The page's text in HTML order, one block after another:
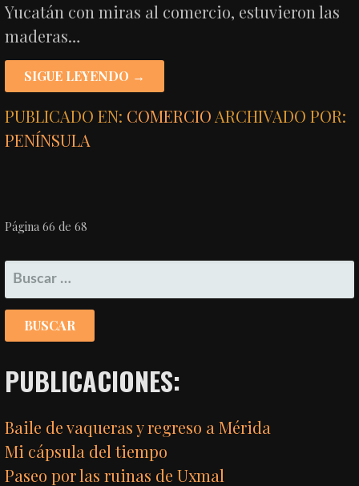
Yucatán con miras al comercio, estuvieron las
maderas…
SIGUE LEYENDO →
PUBLICADO EN: COMERCIOARCHIVADO POR:
PENÍNSULA
NAVEGACIÓN
POR
ENTRADA
Página 66 de 68
BUSCAR:
PUBLICACIONES:
Baile de vaqueras y regreso a Mérida
Mi cápsula del tiempo
Paseo por las ruinas de Uxmal